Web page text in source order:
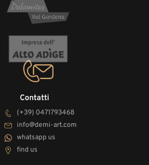
Contatti
(+39) 0471793468
info@demi-art.com
whatsapp us
find us